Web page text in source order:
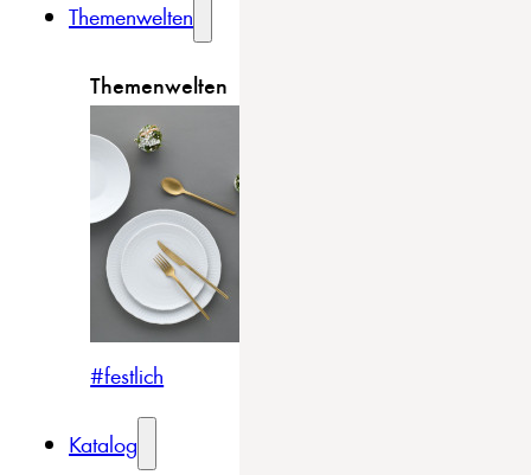
Themenwelten
Themenwelten
#festlich
Katalog